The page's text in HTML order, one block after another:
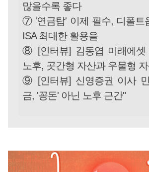
많을수록 좋다
⑦ '연금탑' 이제 필수, 디폴트
ISA 최대한 활용을
⑧ [인터뷰] 김동엽 미래에셋
노후, 곳간형 자산과 우물형
⑨ [인터뷰] 신영증권 이사 민
금, '꽁돈' 아닌 노후 근간"